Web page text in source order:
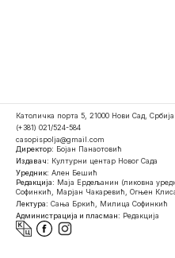
Католичка порта 5, 21000 Нови Сад, Србија
(+381) 021/524-584
casopispolja@gmail.com
Директор: Бојан Панаотовић
Издавач: Културни центар Новог Сада
Уредник: Ален Бешић
Редакција: Маја Ердељанин (ликовна
Софинкић, Марјан Чакаревић, Огњен
Лектура: Сања Бркић, Милица Софинкић
Администрација и пласман: Редакција